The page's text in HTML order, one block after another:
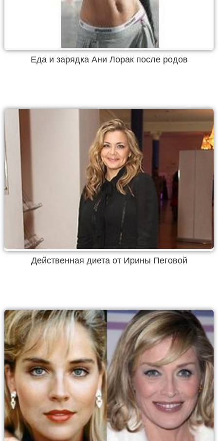
Еда и зарядка Ани Лорак после родов
Действенная диета от Ирины Пеговой